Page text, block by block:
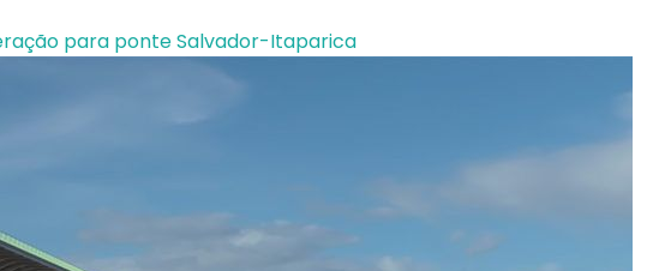
para ponte Salvador-Itaparica